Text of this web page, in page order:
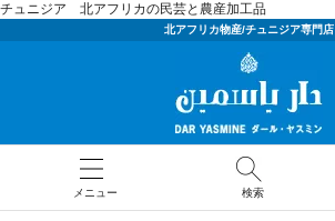
チュニジア 北アフリカの民芸と農産加工品
北アフリカ物産/チュニジア専門店
メニュー 検索